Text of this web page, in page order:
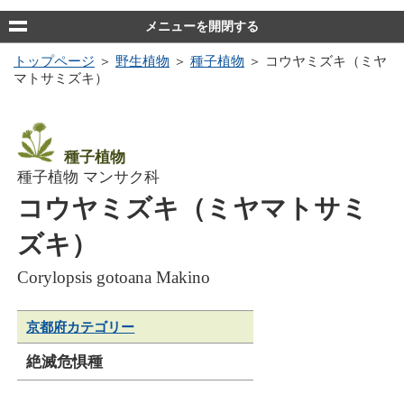
メニューを開閉する
トップページ ＞ 野生植物 ＞ 種子植物 ＞ コウヤミズキ（ミヤ
マトサミズキ）
種子植物
種子植物 マンサク科
コウヤミズキ（ミヤマトサミ
ズキ）
Corylopsis gotoana Makino
京都府カテゴリー
絶滅危惧種